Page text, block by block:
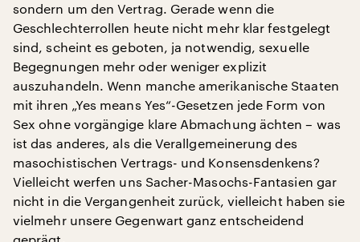
sondern um den Vertrag. Gerade wenn die
Geschlechterrollen heute nicht mehr klar festgelegt
sind, scheint es geboten, ja notwendig, sexuelle
Begegnungen mehr oder weniger explizit
auszuhandeln. Wenn manche amerikanische Staaten
mit ihren „Yes means Yes“-Gesetzen jede Form von
Sex ohne vorgängige klare Abmachung ächten – was
ist das anderes, als die Verallgemeinerung des
masochistischen Vertrags- und Konsensdenkens?
Vielleicht werfen uns Sacher-Masochs-Fantasien gar
nicht in die Vergangenheit zurück, vielleicht haben sie
vielmehr unsere Gegenwart ganz entscheidend